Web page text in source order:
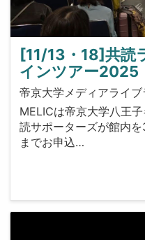
[11/13・18]共読
インツアー2025
帝京大学メディアライ
MELICは帝京大学八王
読サポーターズが館内
までお申込…